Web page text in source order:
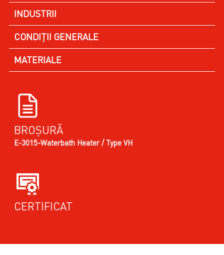
INDUSTRII
CONDIȚII GENERALE
MATERIALE
BROȘURĂ
E-3015-Waterbath Heater / Type VH
CERTIFICAT